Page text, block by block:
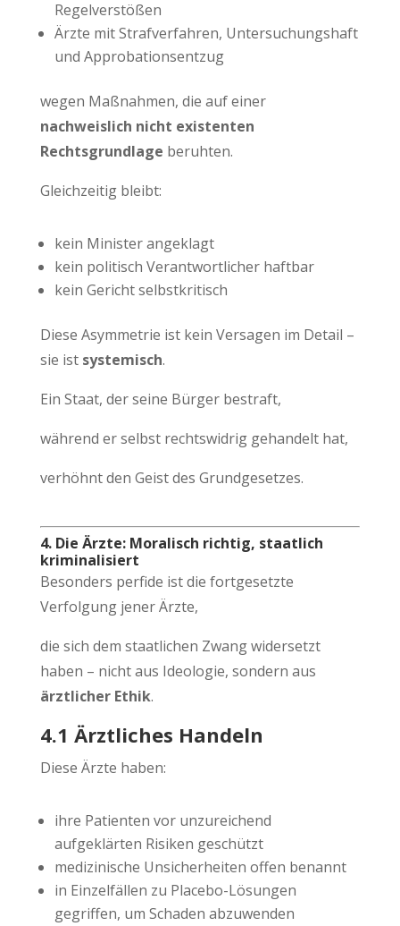
Regelverstößen
Ärzte mit Strafverfahren, Untersuchungshaft
und Approbationsentzug
wegen Maßnahmen, die auf einer
nachweislich nicht existenten
Rechtsgrundlage beruhten.
Gleichzeitig bleibt:
kein Minister angeklagt
kein politisch Verantwortlicher haftbar
kein Gericht selbstkritisch
Diese Asymmetrie ist kein Versagen im Detail –
sie ist systemisch.
Ein Staat, der seine Bürger bestraft,
während er selbst rechtswidrig gehandelt hat,
verhöhnt den Geist des Grundgesetzes.
4. Die Ärzte: Moralisch richtig, staatlich
kriminalisiert
Besonders perfide ist die fortgesetzte
Verfolgung jener Ärzte,
die sich dem staatlichen Zwang widersetzt
haben – nicht aus Ideologie, sondern aus
ärztlicher Ethik.
4.1 Ärztliches Handeln
Diese Ärzte haben:
ihre Patienten vor unzureichend
aufgeklärten Risiken geschützt
medizinische Unsicherheiten offen benannt
in Einzelfällen zu Placebo-Lösungen
gegriffen, um Schaden abzuwenden